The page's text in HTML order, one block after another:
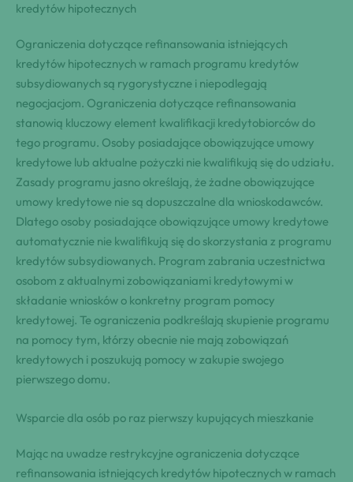
kredytów hipotecznych
Ograniczenia dotyczące refinansowania istniejących
kredytów hipotecznych w ramach programu kredytów
subsydiowanych są rygorystyczne i niepodlegają
negocjacjom. Ograniczenia dotyczące refinansowania
stanowią kluczowy element kwalifikacji kredytobiorców do
tego programu. Osoby posiadające obowiązujące umowy
kredytowe lub aktualne pożyczki nie kwalifikują się do udziału.
Zasady programu jasno określają, że żadne obowiązujące
umowy kredytowe nie są dopuszczalne dla wnioskodawców.
Dlatego osoby posiadające obowiązujące umowy kredytowe
automatycznie nie kwalifikują się do skorzystania z programu
kredytów subsydiowanych. Program zabrania uczestnictwa
osobom z aktualnymi zobowiązaniami kredytowymi w
składanie wniosków o konkretny program pomocy
kredytowej. Te ograniczenia podkreślają skupienie programu
na pomocy tym, którzy obecnie nie mają zobowiązań
kredytowych i poszukują pomocy w zakupie swojego
pierwszego domu.
Wsparcie dla osób po raz pierwszy kupujących mieszkanie
Mając na uwadze restrykcyjne ograniczenia dotyczące
refinansowania istniejących kredytów hipotecznych w ramach